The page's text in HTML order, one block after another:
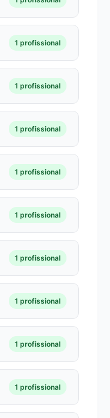
1 profissional
1 profissional
1 profissional
1 profissional
1 profissional
1 profissional
1 profissional
1 profissional
1 profissional